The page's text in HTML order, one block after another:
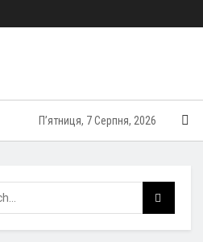
П’ятниця, 7 Серпня, 2026